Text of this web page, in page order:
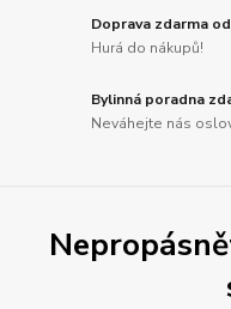
Doprava zdarma
Hurá do nákupů!
Bylinná poradna
Neváhejte nás